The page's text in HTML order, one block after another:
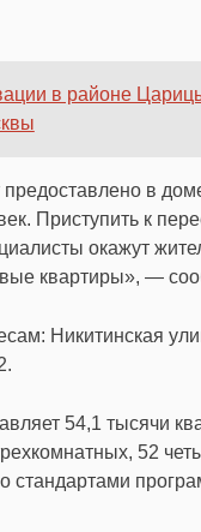
в районе
в
Приступить к
окажут
квартиры», —
Никитинская
54,1 тысячи
52
стандартами